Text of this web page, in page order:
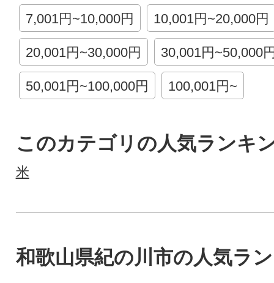
7,001円~10,000円 10,001円~20,000円
20,001円~30,000円 30,001円~50,000
50,001円~100,000円 100,001円~
このカテゴリの人気ランキ
米
和歌山県紀の川市の人気ラ